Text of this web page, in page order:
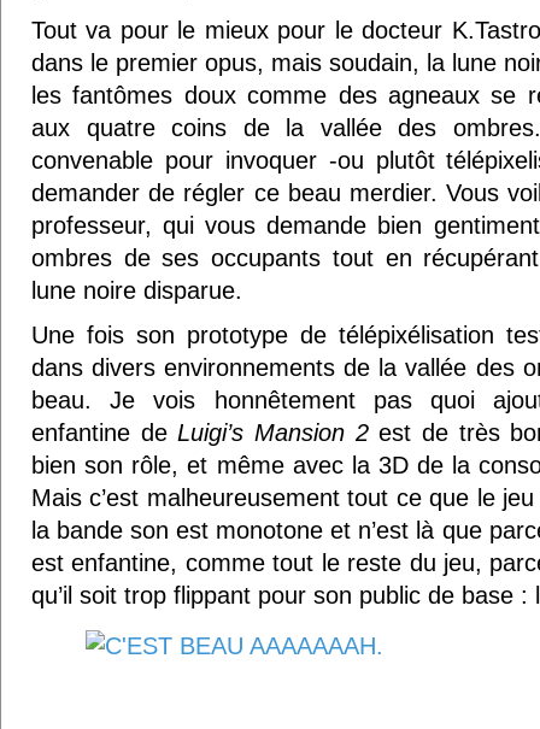
Tout va pour le mieux pour le docteur
dans le premier opus, mais soudain, la lune
les fantômes doux comme des agneaux se
aux quatre coins de la vallée des
convenable pour invoquer -ou plutôt
demander de régler ce beau merdier. Vous
professeur, qui vous demande bien
ombres de ses occupants tout en
lune noire disparue.
Une fois son prototype de télépixélisation
dans divers environnements de la vallée des
beau. Je vois honnêtement pas quoi
enfantine deLuigi’s Mansion 2est de très
bien son rôle, et même avec la 3D de la
Mais c’est malheureusement tout ce que le
la bande son est monotone et n’est là que
est enfantine, comme tout le reste du jeu,
qu’il soit trop flippant pour son public de base :